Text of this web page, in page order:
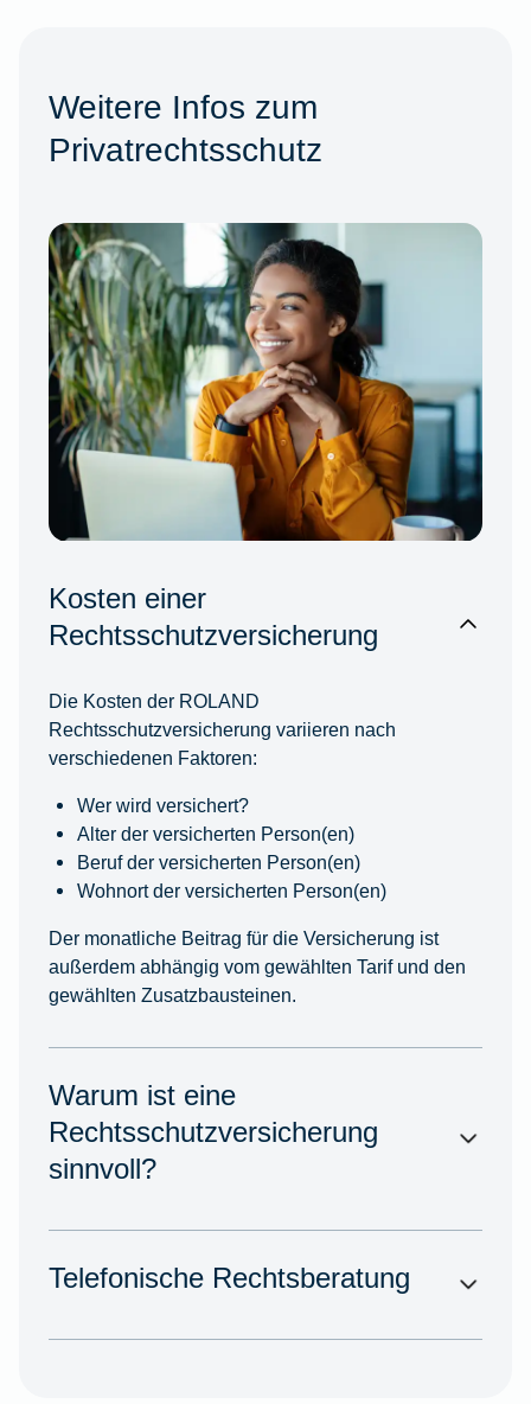
Weitere Infos zum
Privatrechtsschutz
Kosten einer
Rechtsschutzversicherung
Die Kosten der ROLAND
Rechtsschutzversicherung variieren nach
verschiedenen Faktoren:
Wer wird versichert?
Alter der versicherten Person(en)
Beruf der versicherten Person(en)
Wohnort der versicherten Person(en)
Der monatliche Beitrag für die Versicherung ist
außerdem abhängig vom gewählten Tarif und den
gewählten Zusatzbausteinen.
Warum ist eine
Rechtsschutzversicherung
sinnvoll?
Telefonische Rechtsberatung